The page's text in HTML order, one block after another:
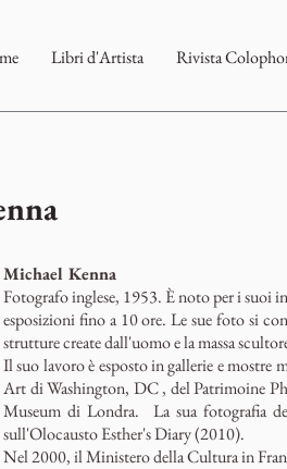
Libri d'Artista Rivista
Michael Kenna
Fotografo inglese, 1953. È noto per i suoi
esposizioni fino a 10 ore. Le sue foto si
strutture create dall'uomo e la massa
Il suo lavoro è esposto in gallerie e
Art di Washington, DC , del Patrimoine
Museum di Londra. La sua fotografia
sull'Olocausto Esther's Diary (2010).
Nel 2000, il Ministero della Cultura in